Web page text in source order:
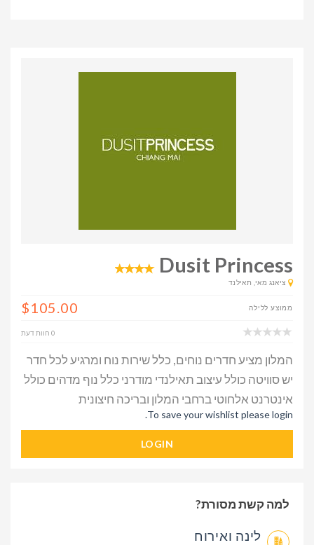
Dusit Princess
ציאנג מאי, תאילנד
ממוצע ללילה $105.00
0 חוות דעת
המלון מציע חדרים נוחים, כלל שירות נוח ומרגיע לכל חדר
יש סוויטה כולל עיצוב תאילנדי מודרני כלל נוף מדהים כולל
אינטרנט אלחוטי ברחבי המלון ובריכה חיצונית
To save your wishlist please login.
LOGIN
למה קשת מסורת?
לינה ואירוח